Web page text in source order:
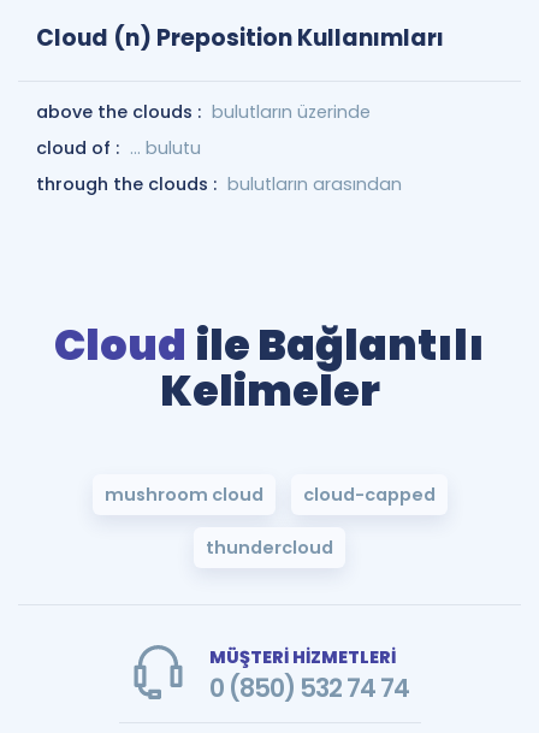
Cloud (n) Preposition Kullanımları
above the clouds : bulutların üzerinde
cloud of : ... bulutu
through the clouds : bulutların arasından
Cloud ile Bağlantılı
Kelimeler
mushroom cloud cloud-capped
thundercloud
MÜŞTERİ HİZMETLERİ
0 (850) 532 74 74